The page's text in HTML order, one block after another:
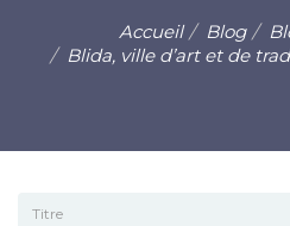
Accueil Blog
Blida, ville d’art et de